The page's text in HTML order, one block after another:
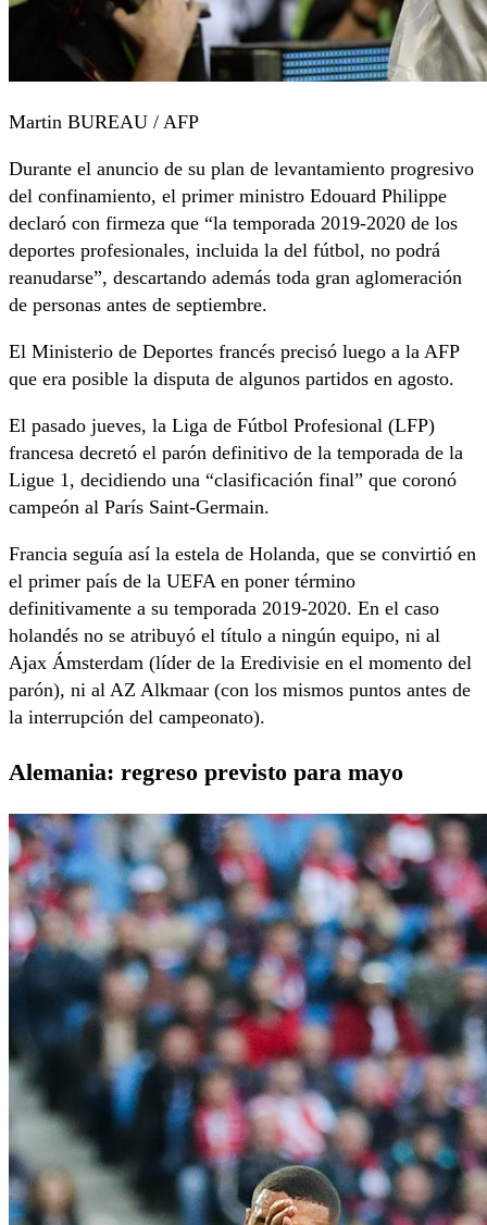
Martin BUREAU / AFP
Durante el anuncio de su plan de levantamiento progresivo
del confinamiento, el primer ministro Edouard Philippe
declaró con firmeza que “la temporada 2019-2020 de los
deportes profesionales, incluida la del fútbol, no podrá
reanudarse”, descartando además toda gran aglomeración
de personas antes de septiembre.
El Ministerio de Deportes francés precisó luego a la AFP
que era posible la disputa de algunos partidos en agosto.
El pasado jueves, la Liga de Fútbol Profesional (LFP)
francesa decretó el parón definitivo de la temporada de la
Ligue 1, decidiendo una “clasificación final” que coronó
campeón al París Saint-Germain.
Francia seguía así la estela de Holanda, que se convirtió en
el primer país de la UEFA en poner término
definitivamente a su temporada 2019-2020. En el caso
holandés no se atribuyó el título a ningún equipo, ni al
Ajax Ámsterdam (líder de la Eredivisie en el momento del
parón), ni al AZ Alkmaar (con los mismos puntos antes de
la interrupción del campeonato).
Alemania: regreso previsto para mayo